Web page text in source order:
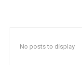
No posts to display